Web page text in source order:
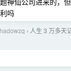
吗
› 人生 3 万多天